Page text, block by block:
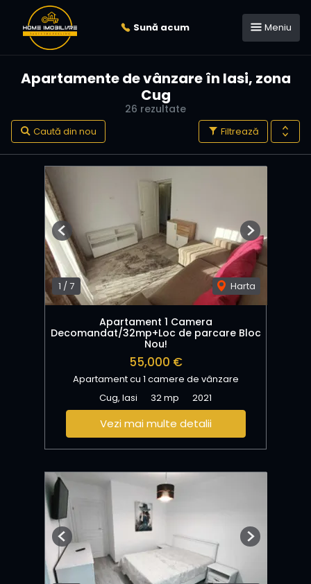
Sună acum Meniu
26 rezultate
Apartamente de vânzare în Iasi, zona
Cug
Filtrează
Caută din nou
1 /7 Harta
Previous Next
Apartament 1 Camera
Decomandat/32mp+Loc de parcare Bloc
Nou!
55,000 €
Apartament cu 1 camere de vânzare
Cug, Iasi
32 mp 2021
Vezi mai multe detalii
Previous Next